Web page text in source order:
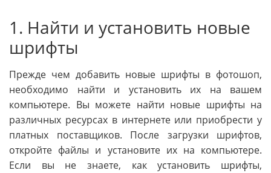
1. Найти и установить новые
шрифты
Прежде чем добавить новые шрифты в фотошоп,
необходимо найти и установить их на вашем
компьютере. Вы можете найти новые шрифты на
различных ресурсах в интернете или приобрести у
платных поставщиков. После загрузки шрифтов,
откройте файлы и установите их на компьютере.
Если вы не знаете, как установить шрифты,